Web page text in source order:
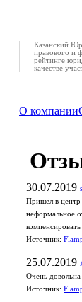
Казанский
правового и
рейтинге
качестве
О компании
30.07.2019
Пришёл в центр
неформальное
Источник:
25.07.2019
Очень
Источник: